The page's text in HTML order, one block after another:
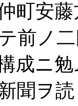
町安
前ノ
構成
聞ヲ